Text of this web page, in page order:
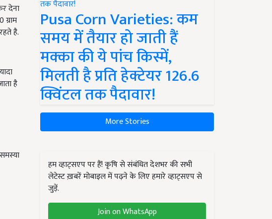
देना
है.
है
Pusa Corn Varieties: कम
समय में तैयार हो जाती हैं
मक्का की ये पांच किस्में,
मिलती है प्रति हेक्टेयर 126.6
क्विंटल तक पैदावार!
More Stories
हम व्हाट्सएप पर हैं! कृषि से संबंधित देशभर की सभी
लेटेस्ट ख़बरें मोबाइल में पढ़ने के लिए हमारे व्हाट्सएप से
जुड़ें.
Join on WhatsApp